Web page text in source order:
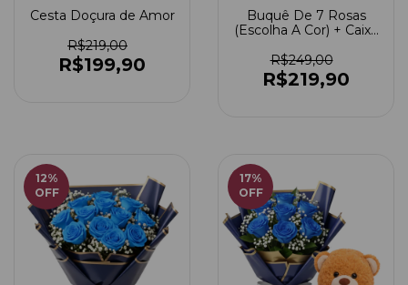
Cesta Doçura de Amor
R$219,00
R$199,90
Buquê De 7 Rosas
(Escolha A Cor) + Caixa
R$249,00
R$219,90
12%
OFF
17%
OFF